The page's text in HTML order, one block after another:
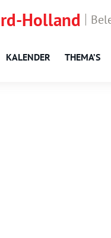
Holland
KALENDER THEMA’S